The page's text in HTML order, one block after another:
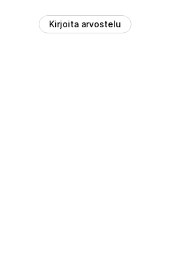
Kirjoita arvostelu